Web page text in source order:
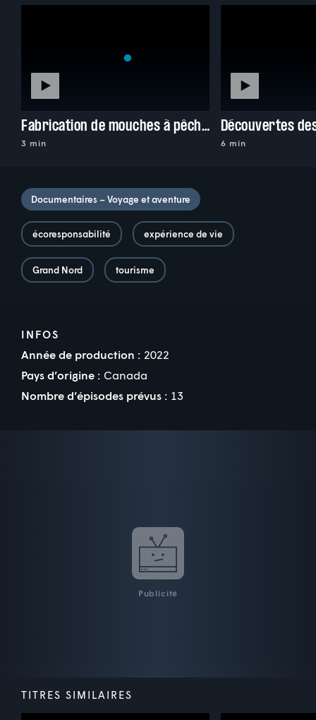
Fabrication de mouches à pêche avec Macéo
3 min 6 min
Documentaires – Voyage et aventure
écoresponsabilité expérience de vie
Grand Nord tourisme
INFOS
Année de production : 2022
Pays d’origine : Canada
Nombre d’épisodes prévus : 13
Publicité
TITRES SIMILAIRES